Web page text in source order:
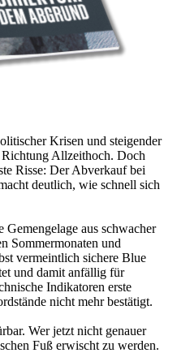
Krisen und steigender
Allzeithoch. Doch
Risse: Der Abverkauf bei
deutlich, wie schnell sich
aus schwacher
Sommermonaten und
vermeintlich sichere Blue
und damit anfällig für
Indikatoren erste
nicht mehr bestätigt.
Wer jetzt nicht genauer
Fuß erwischt zu werden.